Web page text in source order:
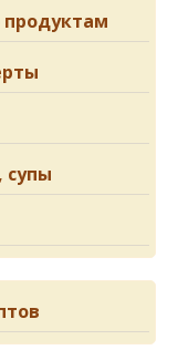
продуктам
супы